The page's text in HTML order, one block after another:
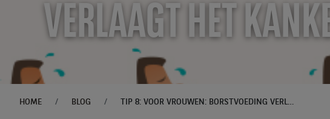
VERLAAGT HET
HOME BLOG TIP 8: VOOR VROUWEN: BORSTVOEDING VERLAAGT HET KANKERRISICO